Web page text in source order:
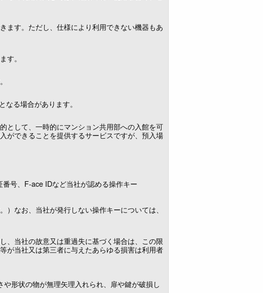
ます。ただし、仕様により利用できない機器もあ
す。
る場合があります。
として、一時的にマンション共用部への入館を可
ができることを提供するサービスですが、預入場
号、F-ace IDなど当社が認める操作キー
なお、当社が発行しない操作キーについては、
、当社の故意又は重過失に基づく場合は、この限
が当社又は第三者に与えたあらゆる損害は利用者
形状の物が無理矢理入れられ、扉や鍵が破損し